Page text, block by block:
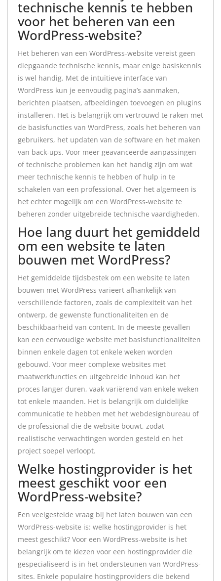
technische kennis te hebben
voor het beheren van een
WordPress-website?
Het beheren van een WordPress-website vereist geen
diepgaande technische kennis, maar enige basiskennis
is wel handig. Met de intuïtieve interface van
WordPress kun je eenvoudig pagina’s aanmaken,
berichten plaatsen, afbeeldingen toevoegen en plugins
installeren. Het is belangrijk om vertrouwd te raken met
de basisfuncties van WordPress, zoals het beheren van
gebruikers, het updaten van de software en het maken
van back-ups. Voor meer geavanceerde aanpassingen
of technische problemen kan het handig zijn om wat
meer technische kennis te hebben of hulp in te
schakelen van een professional. Over het algemeen is
het echter mogelijk om een WordPress-website te
beheren zonder uitgebreide technische vaardigheden.
Hoe lang duurt het gemiddeld
om een website te laten
bouwen met WordPress?
Het gemiddelde tijdsbestek om een website te laten
bouwen met WordPress varieert afhankelijk van
verschillende factoren, zoals de complexiteit van het
ontwerp, de gewenste functionaliteiten en de
beschikbaarheid van content. In de meeste gevallen
kan een eenvoudige website met basisfunctionaliteiten
binnen enkele dagen tot enkele weken worden
gebouwd. Voor meer complexe websites met
maatwerkfuncties en uitgebreide inhoud kan het
proces langer duren, vaak variërend van enkele weken
tot enkele maanden. Het is belangrijk om duidelijke
communicatie te hebben met het webdesignbureau of
de professional die de website bouwt, zodat
realistische verwachtingen worden gesteld en het
project soepel verloopt.
Welke hostingprovider is het
meest geschikt voor een
WordPress-website?
Een veelgestelde vraag bij het laten bouwen van een
WordPress-website is: welke hostingprovider is het
meest geschikt? Voor een WordPress-website is het
belangrijk om te kiezen voor een hostingprovider die
gespecialiseerd is in het ondersteunen van WordPress-
sites. Enkele populaire hostingproviders die bekend